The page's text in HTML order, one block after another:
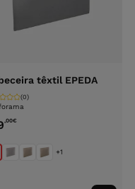
têxtil EPEDA
(0)
,00€
+1